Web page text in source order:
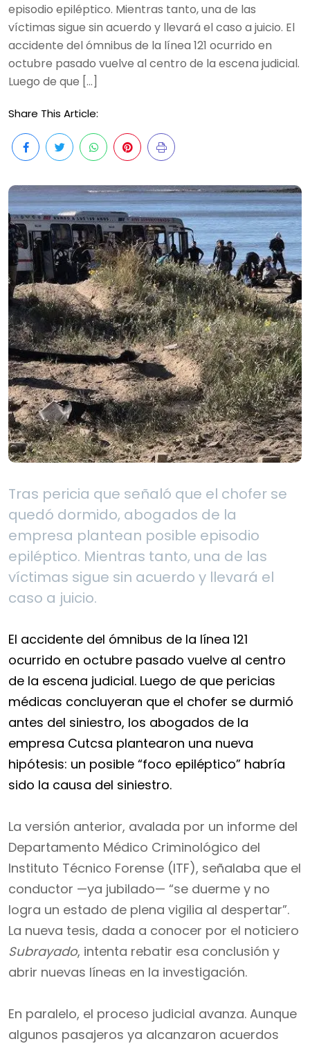
episodio epiléptico. Mientras tanto, una de las
víctimas sigue sin acuerdo y llevará el caso a juicio. El
accidente del ómnibus de la línea 121 ocurrido en
octubre pasado vuelve al centro de la escena judicial.
Luego de que […]
Share This Article:
Tras pericia que señaló que el chofer se
quedó dormido, abogados de la
empresa plantean posible episodio
epiléptico. Mientras tanto, una de las
víctimas sigue sin acuerdo y llevará el
caso a juicio.
El accidente del ómnibus de la línea 121
ocurrido en octubre pasado vuelve al centro
de la escena judicial. Luego de que pericias
médicas concluyeran que el chofer se durmió
antes del siniestro, los abogados de la
empresa Cutcsa plantearon una nueva
hipótesis: un posible “foco epiléptico” habría
sido la causa del siniestro.
La versión anterior, avalada por un informe del
Departamento Médico Criminológico del
Instituto Técnico Forense (ITF), señalaba que el
conductor —ya jubilado— “se duerme y no
logra un estado de plena vigilia al despertar”.
La nueva tesis, dada a conocer por el noticiero
Subrayado, intenta rebatir esa conclusión y
abrir nuevas líneas en la investigación.
En paralelo, el proceso judicial avanza. Aunque
algunos pasajeros ya alcanzaron acuerdos